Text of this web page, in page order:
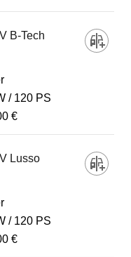
B-Tech
120 PS
€
Lusso
120 PS
€